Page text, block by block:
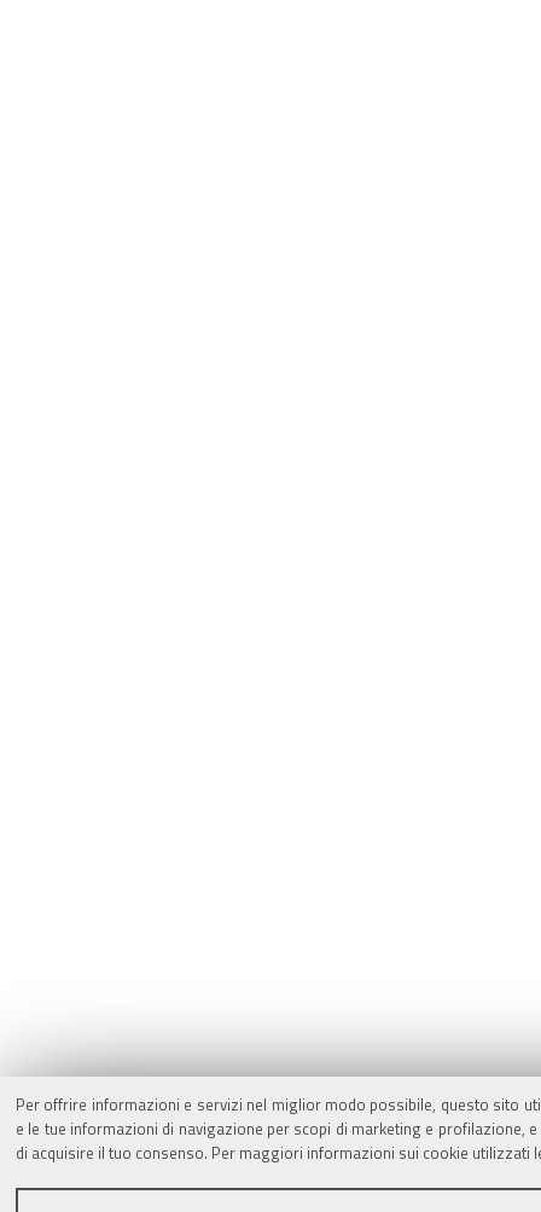
Per offrire informazioni e servizi nel miglior modo possibile, questo sito
e le tue informazioni di navigazione per scopi di marketing e
di acquisire il tuo consenso. Per maggiori informazioni sui cookie utilizzati